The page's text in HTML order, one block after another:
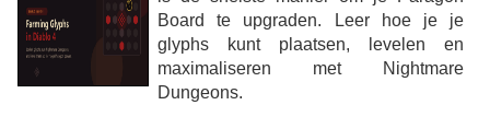
Board te upgraden. Leer hoe je je
glyphs kunt plaatsen, levelen en
maximaliseren met Nightmare
Dungeons.